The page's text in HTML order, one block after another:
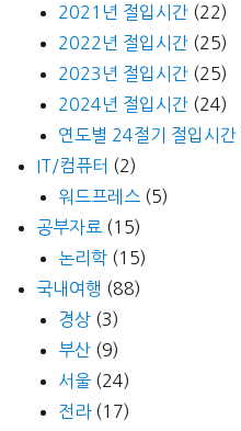
2021년 절입시간 (22)
2022년 절입시간 (25)
2023년 절입시간 (25)
2024년 절입시간 (24)
연도별 24절기 절입시간
IT/컴퓨터 (2)
워드프레스 (5)
공부자료 (15)
논리학 (15)
국내여행 (88)
경상 (3)
부산 (9)
서울 (24)
전라(17)